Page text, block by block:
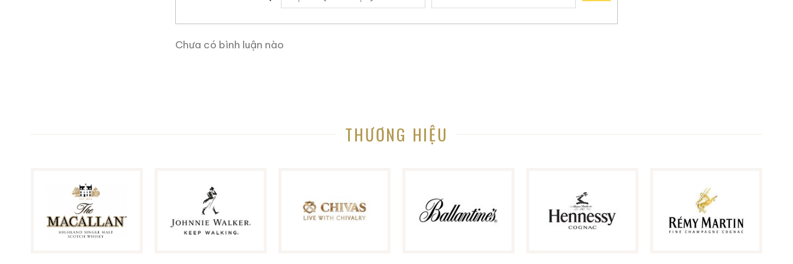
là trang web nói về rượu ngoại: rượu whisky, rượu brandy, rượu rum,… Cho dù bạn muốn
biết về nguồn gốc của một loại rượu whisky cụ thể, hoặc hương vị và lịch sử đi kèm với nó, trang web này
có thể giúp bạn biết từng chi tiết nhỏ.
Ruouxachtay.com rất vinh dự được đồng hành cùng các bạn trên hành trình khám phá thế giới hương vị
Ruouxachtay.com – Cham Vào Đam Mê
Trăm Nghe Không Bằng Một Thấy
Chưa có bình luận nào
THƯƠNG HIỆU